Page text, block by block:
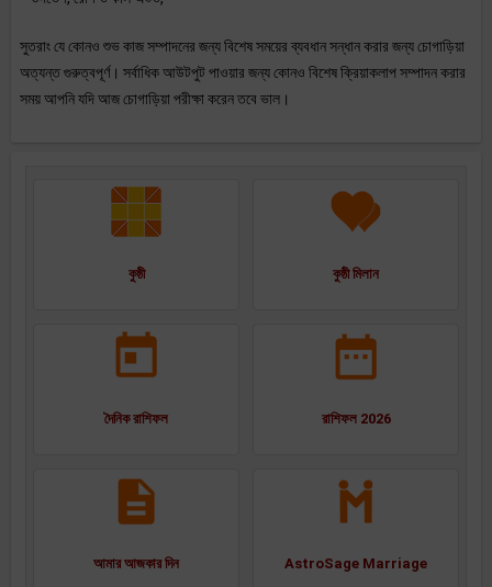
সুতরাং যে কোনও শুভ কাজ সম্পাদনের জন্য বিশেষ সময়ের ব্যবধান সন্ধান করার জন্য চোগাড়িয়া
অত্যন্ত গুরুত্বপূর্ণ। সর্বাধিক আউটপুট পাওয়ার জন্য কোনও বিশেষ ক্রিয়াকলাপ সম্পাদন করার
সময় আপনি যদি আজ চোগাড়িয়া পরীক্ষা করেন তবে ভাল।
কুষ্ঠী কুষ্ঠী মিলান
দৈনিক রাশিফল রাশিফল 2026
আমার আজকার দিন AstroSage Marriage